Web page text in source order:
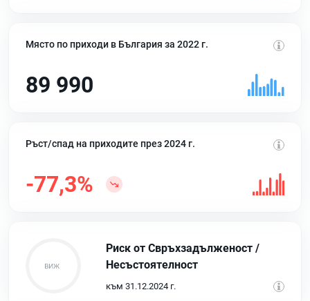
Място по приходи в България за 2022 г.
89 990
Ръст/спад на приходите през 2024 г.
-77,3%
Риск от Свръхзадълженост /
Несъстоятелност
към 31.12.2024 г.